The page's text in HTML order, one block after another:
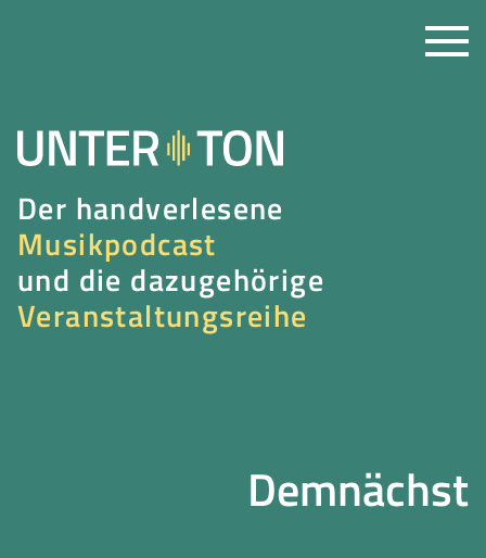
Der handverlesene
Musikpodcast
und die dazugehörige
Veranstaltungsreihe
Demnächst